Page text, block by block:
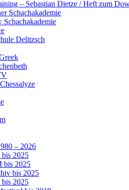
– Sebastian Dietze / Heft zum
Schachakademie
Schachakademie
Delitzsch
– 2026
2025
bis 2025
bis 2025
bis 2025